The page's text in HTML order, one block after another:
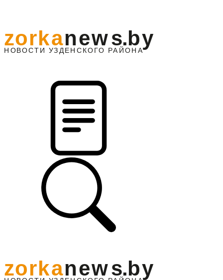
НО ВОСТИ УЗДЕНС КО ГО РАЙОНА
zorkanews.by